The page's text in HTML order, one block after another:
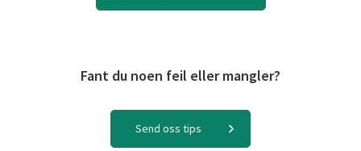
Fant du noen feil eller mangler?
Send oss tips